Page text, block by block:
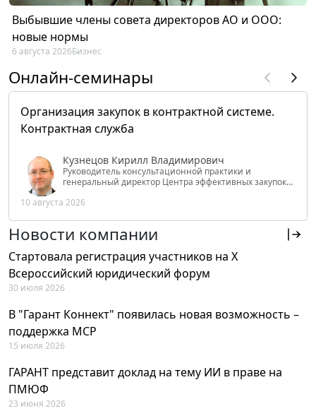
Выбывшие члены совета директоров АО и ООО:
новые нормы
6 августа 2026Бизнес
Онлайн-семинары
Организация закупок в контрактной системе.
Контрактная служба
Кузнецов Кирилл Владимирович
Руководитель консультационной практики и
генеральный директор Центра эффективных закупок
РФ
10 августа 2026
Новости компании
Стартовала регистрация участников на X
Всероссийский юридический форум
30 июля 2026
В "Гарант Коннект" появилась новая возможность –
поддержка MCP
15 июля 2026
ГАРАНТ представит доклад на тему ИИ в праве на
ПМЮФ
23 июня 2026